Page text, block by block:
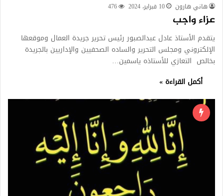
هاني هارون 10 فبراير، 2024 476
عزاء واجب
يتقدم الأستاذ عادل عبدالصبور رئيس تحرير جريدة العمال وموقعها
الإلكتروني ومجلس التحرير والساده الصحفيين والإداريين بالجريدة
بخالص التعازي للأستاذه ياسمين…
أكمل القراءة »